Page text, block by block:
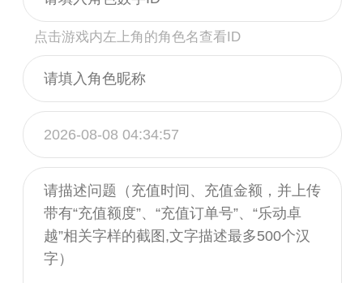
点击游戏内左上角的角色名查看ID